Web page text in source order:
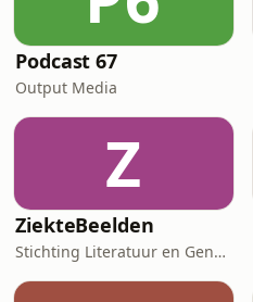
Podcast 67
Output Media
Z
ZiekteBeelden
Stichting Literatuur en Geneeskunde